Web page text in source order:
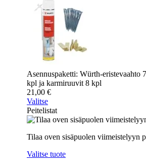
Asennuspaketti: Würth-eristevaahto
kpl ja karmiruuvit 8 kpl
21,00 €
Valitse
Peitelistat
Tilaa oven sisäpuolen viimeistelyyn
Valitse tuote